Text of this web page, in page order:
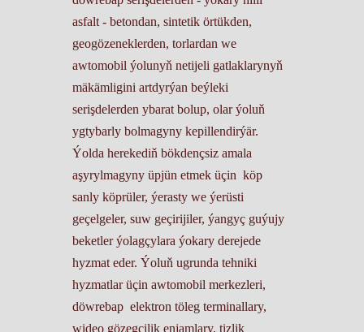
asfalt - betondan, sintetik örtükden,
geogözeneklerden, torlardan we
awtomobil ýolunyň netijeli gatlaklarynyň
mäkämligini artdyrýan beýleki
serişdelerden ybarat bolup, olar ýoluň
ygtybarly bolmagyny kepillendirýär.
Ýolda herekediň bökdençsiz amala
aşyrylmagyny üpjün etmek üçin köp
sanly köprüler, ýerasty we ýerüsti
geçelgeler, suw geçirijiler, ýangyç guýujy
beketler ýolagçylara ýokary derejede
hyzmat eder. Ýoluň ugrunda tehniki
hyzmatlar üçin awtomobil merkezleri,
döwrebap elektron töleg terminallary,
wideo gözegçilik enjamlary, tizlik